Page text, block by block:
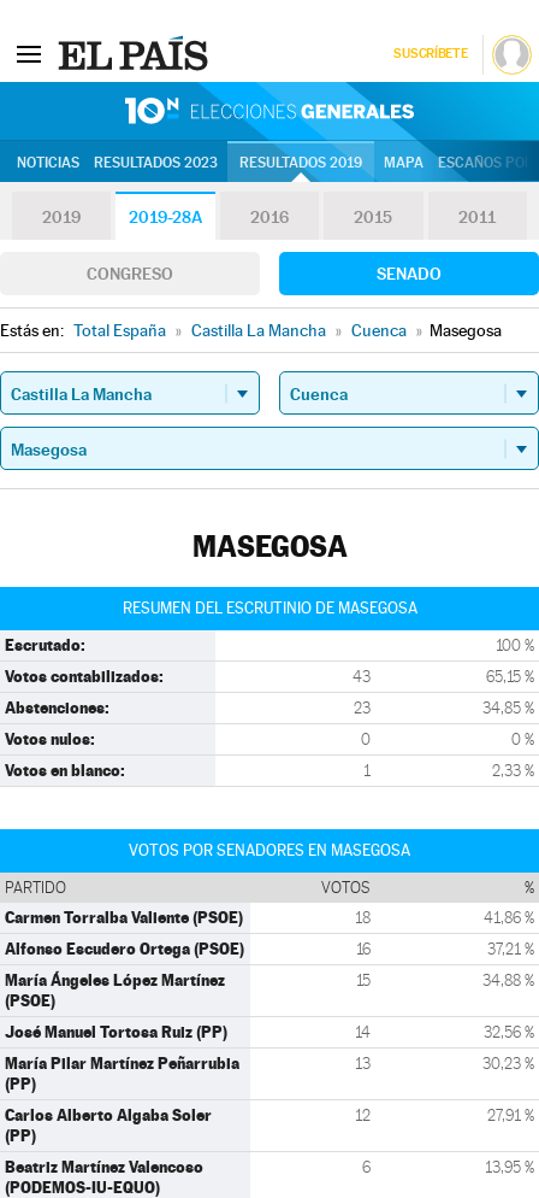
SUSCRÍBETE
NOTICIAS RESULTADOS 2023 RESULTADOS 2019 MAPA ESCAÑOS
2019 2019-28A 2016 2015 2011
CONGRESO SENADO
Estás en: Total España » Castilla La Mancha » Cuenca » Masegosa
MASEGOSA
RESUMEN DEL ESCRUTINIO DE MASEGOSA
Escrutado: 100 %
Votos contabilizados: 43 65,15 %
Abstenciones: 23 34,85 %
Votos nulos: 0 0 %
Votos en blanco: 1 2,33 %
VOTOS POR SENADORES EN MASEGOSA
PARTIDO VOTOS %
Carmen Torralba Valiente (PSOE) 18 41,86 %
Alfonso Escudero Ortega (PSOE) 16 37,21 %
María Ángeles López Martínez
(PSOE)
15 34,88 %
José Manuel Tortosa Ruiz (PP) 14 32,56 %
María Pilar Martínez Peñarrubia
(PP)
13 30,23 %
Carlos Alberto Algaba Soler
(PP)
12 27,91 %
Beatriz Martínez Valencoso
(PODEMOS-IU-EQUO)
6 13,95 %